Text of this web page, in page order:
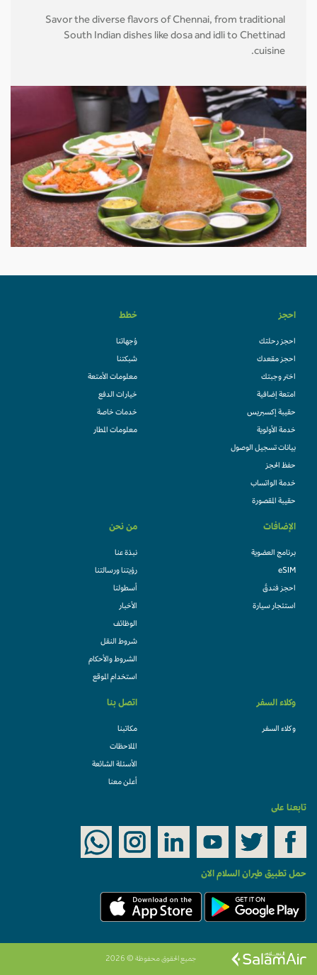
Savor the diverse flavors of Chennai, from traditional
South Indian dishes like dosa and idli to Chettinad
cuisine.
احجز
احجز رحلتك
احجز مقعدك
اختر وجبتك
امتعة إضافية
حقيبة إكسبريس
خدمة الأولوية
بيانات تسجيل الوصول
حفظ الحجز
خدمة الواتساب
حقيبة المقصورة
خطط
وُجهاتنا
شبكتنا
معلومات الأمتعة
خيارات الدفع
خدمات خاصة
معلومات المطار
الإضافات
برنامج العضوية
eSIM
احجز فندقً
استئجار سيارة
من نحن
نبذة عنا
رؤيتنا ورسالتنا
أسطولنا
الأخبار
الوظائف
شروط النقل
الشروط والأحكام
استخدام الموقع
وكلاء السفر
وكلاء السفر
اتصل بنا
مكاتبنا
الملاحظات
الأسئلة الشائعة
أعلن معنا
تابعنا على
حمل تطبيق طيران السلام الان
جميع الحقوق محفوظة © 2026